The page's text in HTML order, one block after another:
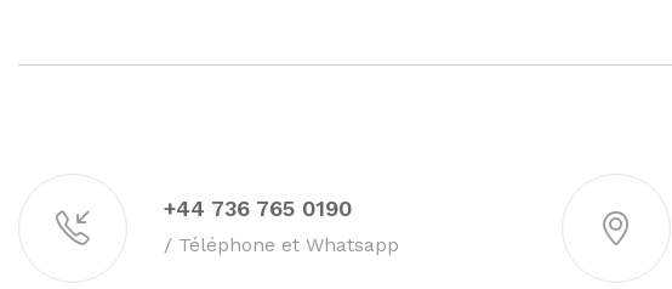
+44 736 765 0190
/ Téléphone et Whatsapp